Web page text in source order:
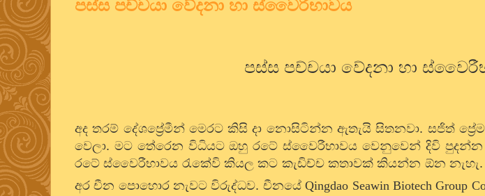
පස්ස පච්චයා වේදනා හා ස්වෛරීභාවය
පස්ස පච්චයා වේදනා හා
අද තරම් දේශප්‍රේමීන් මෙරට කිසි දා නොසිටින්න ඇතැයි සිතනවා. සජිත්
වෙලා. මට තේරෙන විධියට ඔහු රටේ ස්වෛරීභාවය වෙනුවෙන් දිවි
රටේ ස්වෛරීභාවය රැකේවි කියල කට කැඩිච්ච කතාවක් කියන්න ඕන නැහැ.
අර චීන පොහොර නැවට විරුද්ධව. චීනයේQingdao Seawin Biotech Group